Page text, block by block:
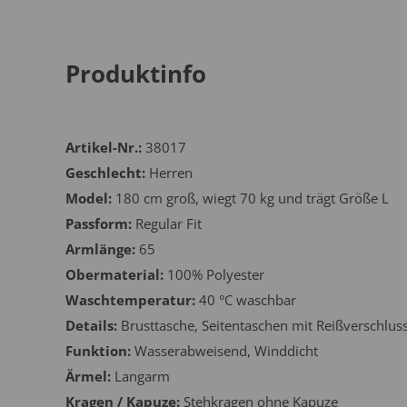
Produktinfo
Artikel-Nr.: 38017
Geschlecht: Herren
Model: 180 cm groß, wiegt 70 kg und trägt Größe L
Passform: Regular Fit
Armlänge: 65
Obermaterial: 100% Polyester
Waschtemperatur: 40 °C waschbar
Details: Brusttasche, Seitentaschen mit
Funktion: Wasserabweisend, Winddicht
Ärmel: Langarm
Kragen / Kapuze: Stehkragen ohne Kapuze